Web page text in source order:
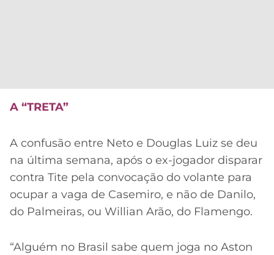
A “TRETA”
A confusão entre Neto e Douglas Luiz se deu
na última semana, após o ex-jogador disparar
contra Tite pela convocação do volante para
ocupar a vaga de Casemiro, e não de Danilo,
do Palmeiras, ou Willian Arão, do Flamengo.
“Alguém no Brasil sabe quem joga no Aston